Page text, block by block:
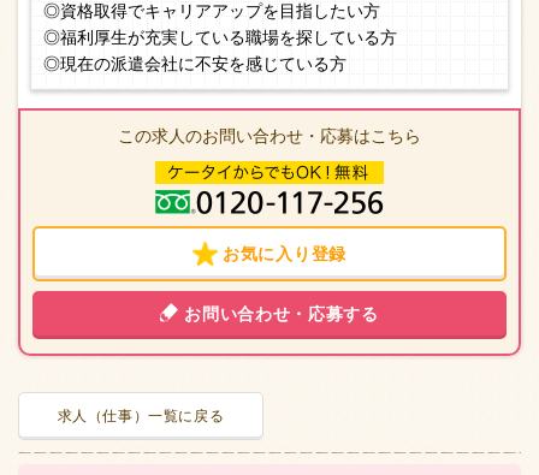
◎資格取得でキャリアアップを目指したい方
◎福利厚生が充実している職場を探している方
◎現在の派遣会社に不安を感じている方
この求人のお問い合わせ・応募はこちら
お気に入り登録
お問い合わせ・応募する
求人（仕事）一覧に戻る